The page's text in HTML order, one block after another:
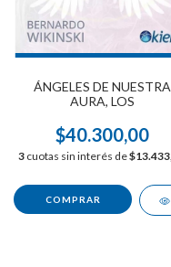
ÁNGELES DE NUESTRA
AURA, LOS
$40.300,00
3 cuotas sin interés de